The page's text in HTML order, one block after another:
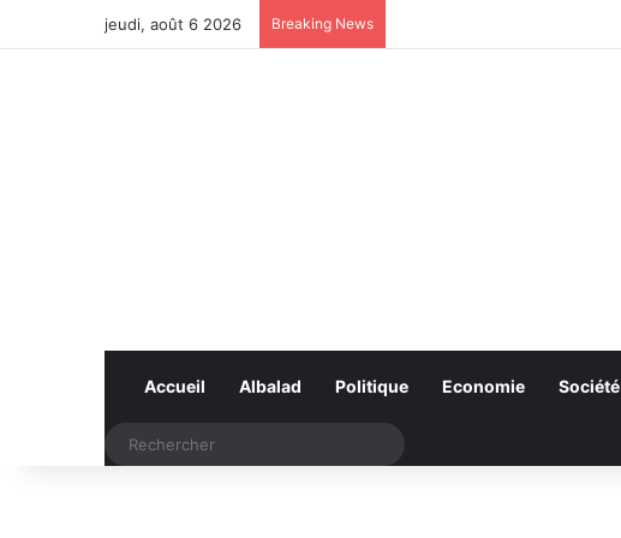
jeudi, août 6 2026 Breaking News
Accueil Albalad Politique Economie Société